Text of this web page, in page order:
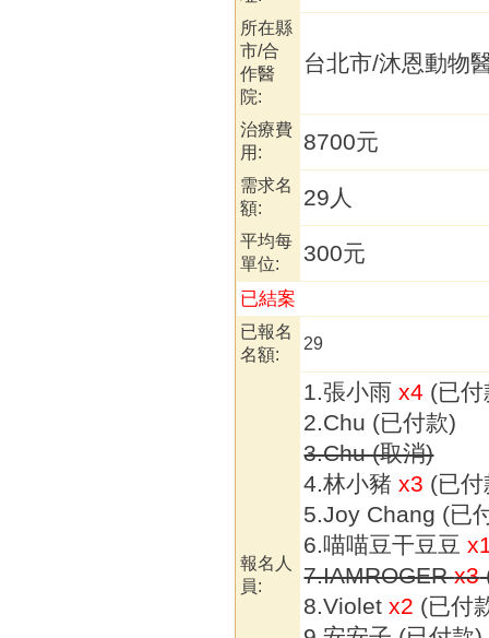
所在縣
市/合
作醫
院:
台北市/沐恩動物
治療費
用:
8700元
需求名
額:
平均每
單位:
300元
已結案
已報名
名額:
29
報名人
員:
1.張小雨x4 (已付
2.Chu (已付款)
3.Chu (取消)
4.林小豬x3 (已付
5.Joy Chang (已
6.喵喵豆干豆豆
7.IAMROGERx3
8.Violetx2 (已付